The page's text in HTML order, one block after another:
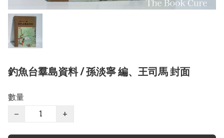
釣魚台羣島資料 / 孫淡寧 編、王司馬 封面
數量
−
+